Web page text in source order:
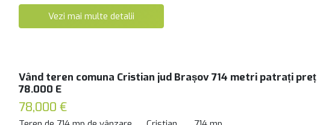
Vezi mai multe detalii
Vând teren comuna Cristian jud Brașov 714 metri patrați preț
78.000 E
78,000 €